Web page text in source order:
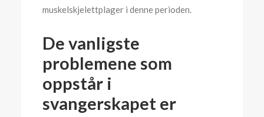
muskelskjelettplager i denne perioden.
De vanligste
problemene som
oppstår i
svangerskapet er